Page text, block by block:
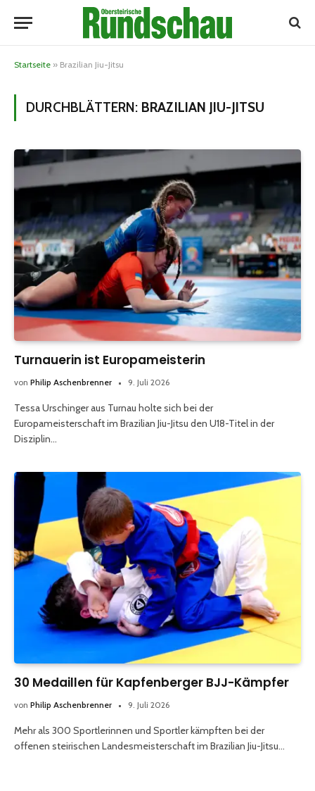
Startseite » Brazilian Jiu-Jitsu
DURCHBLÄTTERN: BRAZILIAN JIU-JITSU
Turnauerin ist Europameisterin
von Philip Aschenbrenner 9. Juli 2026
Tessa Urschinger aus Turnau holte sich bei der
Europameisterschaft im Brazilian Jiu-Jitsu den U18-Titel in der
Disziplin…
30 Medaillen für Kapfenberger BJJ-Kämpfer
von Philip Aschenbrenner 9. Juli 2026
Mehr als 300 Sportlerinnen und Sportler kämpften bei der
offenen steirischen Landesmeisterschaft im Brazilian Jiu-Jitsu…